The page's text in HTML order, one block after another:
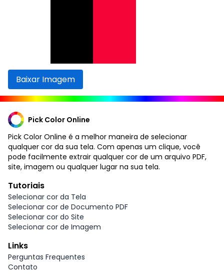
Baixar Imagem
Pick Color Online
Pick Color Online é a melhor maneira de selecionar
qualquer cor da sua tela. Com apenas um clique, você
pode facilmente extrair qualquer cor de um arquivo PDF,
site, imagem ou qualquer lugar na sua tela.
Tutoriais
Selecionar cor da Tela
Selecionar cor de Documento PDF
Selecionar cor do Site
Selecionar cor de Imagem
Links
Perguntas Frequentes
Contato